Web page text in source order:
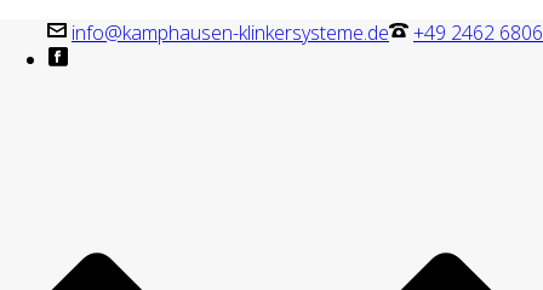
+49 2462 6806
info@kamphausen-klinkersysteme.de